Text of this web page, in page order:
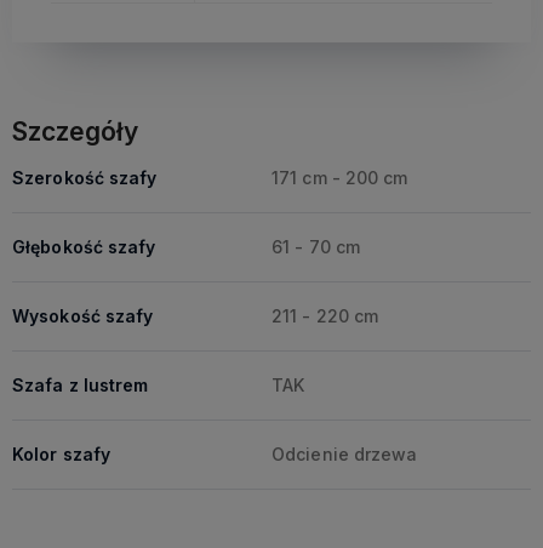
Szczegóły
Szerokość szafy 171 cm - 200 cm
Głębokość szafy 61 - 70 cm
Wysokość szafy 211 - 220 cm
Szafa z lustrem TAK
Kolor szafy Odcienie drzewa